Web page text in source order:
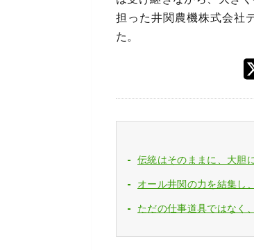
担った井関農機株式会社
た。
伝統はそのままに、大胆
オール井関の力を結集し
ただの仕事道具ではなく